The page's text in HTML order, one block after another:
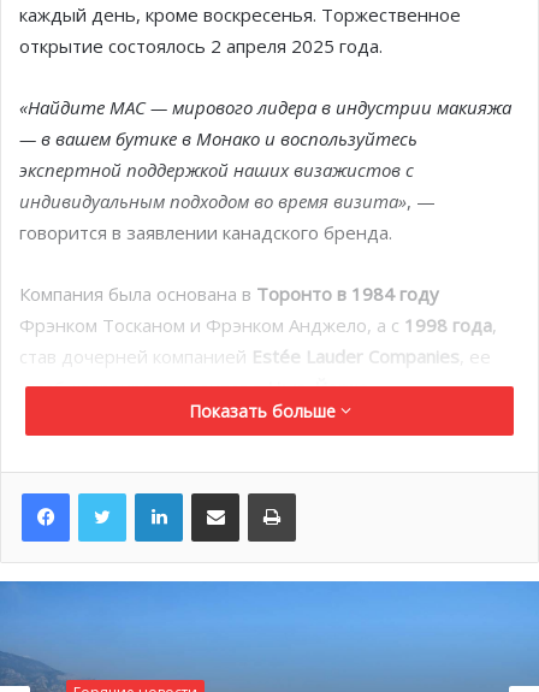
каждый день, кроме воскресенья. Торжественное
открытие состоялось 2 апреля 2025 года.
«Найдите MAC — мирового лидера в индустрии макияжа
— в вашем бутике в Монако и воспользуйтесь
экспертной поддержкой наших визажистов с
индивидуальным подходом во время визита», —
говорится в заявлении канадского бренда.
Компания была основана в Торонто в 1984 году
Фрэнком Тосканом и Фрэнком Анджело, а с 1998 года,
став дочерней компанией Estée Lauder Companies , ее
штаб-квартира находится вНью-Йорке.
Cosmetics. Сегодня бренд входит в тройку ведущих
мировых марок макияжа, с
годовым оборотом более $1
миллиардаи 500 магазинамивболее чем 120 странах
«Наконец-то бутик MAC в Монако! Магазин просто
Показать больше
LinkedInПоделиться по электронной почте Распечатать